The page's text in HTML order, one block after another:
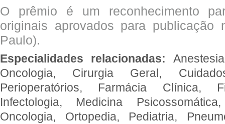
O prêmio é um reconhecimento
originais aprovados para publicação
Paulo).
Especialidades relacionadas:
Oncologia, Cirurgia Geral,
Perioperatórios, Farmácia Clínica,
Infectologia, Medicina
Oncologia, Ortopedia, Pediatria,